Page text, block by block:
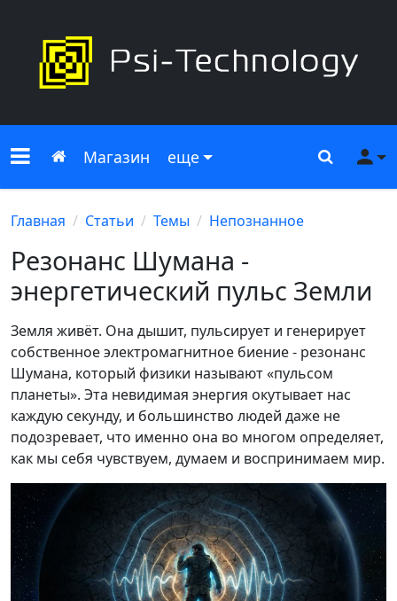
Меню сайта
Главная
Магазин еще Поиск
Главная Статьи Темы Непознанное
Резонанс Шумана -
энергетический пульс Земли
Земля живёт. Она дышит, пульсирует и генерирует
собственное электромагнитное биение - резонанс
Шумана, который физики называют «пульсом
планеты». Эта невидимая энергия окутывает нас
каждую секунду, и большинство людей даже не
подозревает, что именно она во многом определяет,
как мы себя чувствуем, думаем и воспринимаем мир.